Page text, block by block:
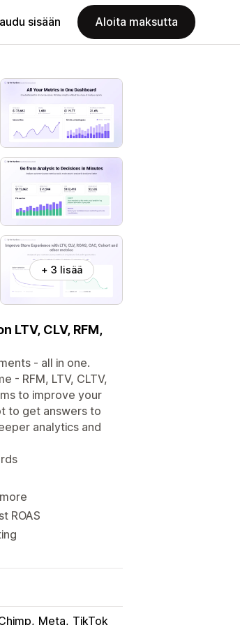
sisään Aloita maksutta
+ 3 lisää
CLV, RFM,
- all in one.
- RFM, LTV, CLTV,
to improve your
to get answers to
analytics and
ROAS
Meta TikTok